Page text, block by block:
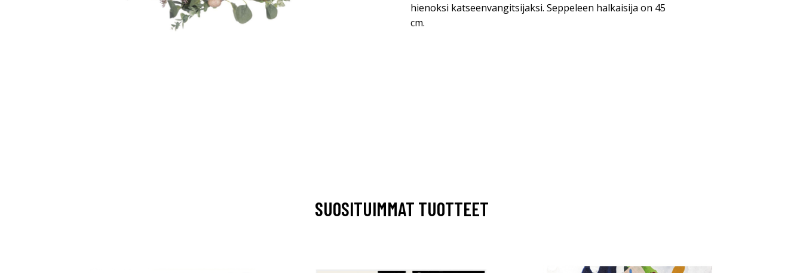
hienoksi katseenvangitsijaksi. Seppeleen halkaisija on 45
cm.
SUOSITUIMMAT TUOTTEET